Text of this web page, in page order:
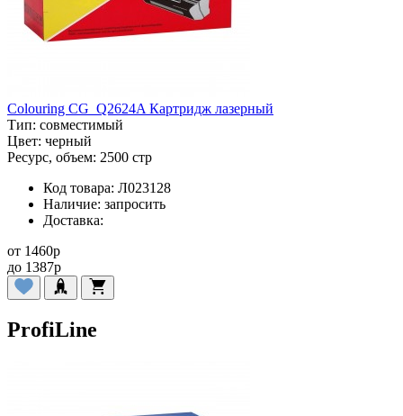
Colouring CG_Q2624A Картридж лазерный
Тип: совместимый
Цвет: черный
Ресурс, объем: 2500 стр
Код товара: Л023128
Наличие: запросить
Доставка:
от 1460p
до 1387p
ProfiLine